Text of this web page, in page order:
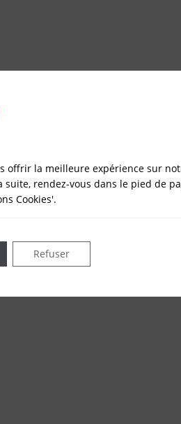
offrir la meilleure expérience sur
rendez-vous dans le pied de
Cookies'.
Refuser